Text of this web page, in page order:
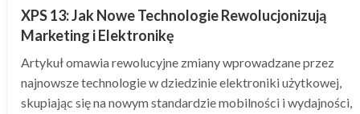
XPS 13: Jak Nowe Technologie Rewolucjonizują
Marketing i Elektronikę
Artykuł omawia rewolucyjne zmiany wprowadzane przez
najnowsze technologie w dziedzinie elektroniki użytkowej,
skupiając się na nowym standardzie mobilności i wydajności,